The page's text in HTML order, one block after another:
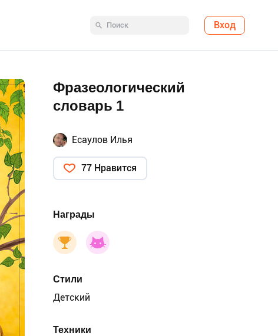
Вход
Фразеологический
словарь 1
Есаулов Илья
77 Нравится
Награды
Стили
Детский
Техники